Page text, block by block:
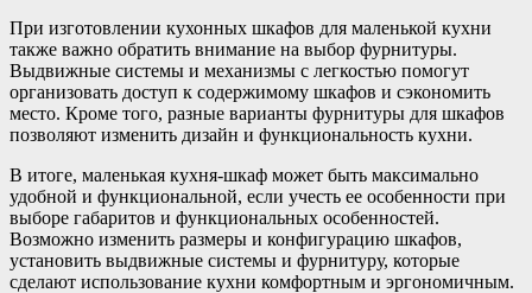
При изготовлении кухонных шкафов для маленькой кухни
также важно обратить внимание на выбор фурнитуры.
Выдвижные системы и механизмы с легкостью помогут
организовать доступ к содержимому шкафов и сэкономить
место. Кроме того, разные варианты фурнитуры для шкафов
позволяют изменить дизайн и функциональность кухни.
В итоге, маленькая кухня-шкаф может быть максимально
удобной и функциональной, если учесть ее особенности при
выборе габаритов и функциональных особенностей.
Возможно изменить размеры и конфигурацию шкафов,
установить выдвижные системы и фурнитуру, которые
сделают использование кухни комфортным и эргономичным.